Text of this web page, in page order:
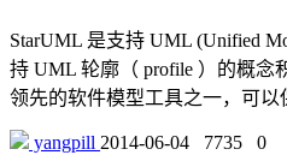
StarUML 是支持 UML (Unified
持 UML 轮廓（ profile ）的概念
领先的软件模型工具之一，可以
yangpill 2014-06-04 7735
0